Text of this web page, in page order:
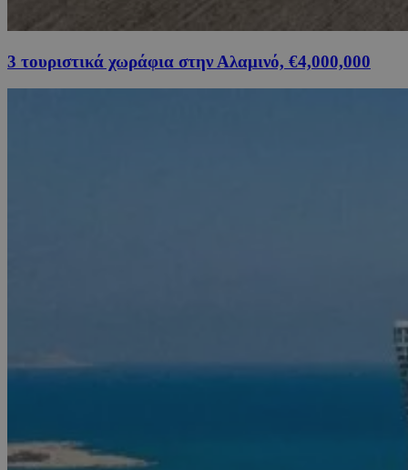
3 τουριστικά χωράφια στην Αλαμινό, €4,000,000